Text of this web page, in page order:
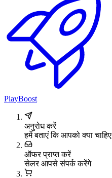
PlayBoost
अनुरोध करें
हमें बताएं कि आपको क्या चाहिए
ऑफर प्राप्त करें
सेलर आपसे संपर्क करेंगे